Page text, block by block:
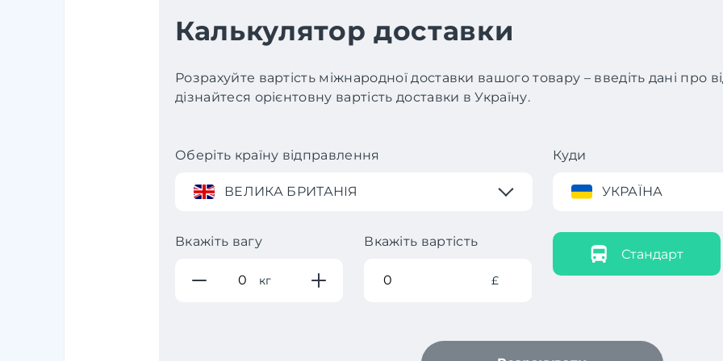
Калькулятор доставки
Розрахуйте вартість міжнародної доставки вашого товару – введіть дані про
дізнайтеся орієнтовну вартість доставки в Україну.
Оберіть країну відправлення
ВЕЛИКА БРИТАНІЯ
Куди
УКРАЇНА
Вкажіть вагу
кг
Вкажіть вартість
£
Стандарт